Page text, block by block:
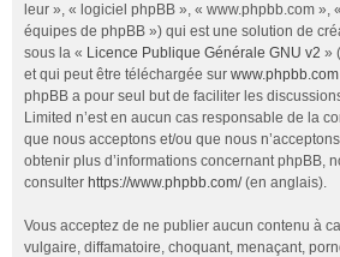
leur », « logiciel phpBB », « www.phpbb.com »,
équipes de phpBB ») qui est une solution de
sous la « Licence Publique Générale GNU v2 »
et qui peut être téléchargée sur www.phpbb.com
phpBB a pour seul but de faciliter les
Limited n’est en aucun cas responsable de la
que nous acceptons et/ou que nous
obtenir plus d’informations concernant phpBB,
consulter https://www.phpbb.com/(en anglais).
Vous acceptez de ne publier aucun contenu à
vulgaire, diffamatoire, choquant, menaçant,